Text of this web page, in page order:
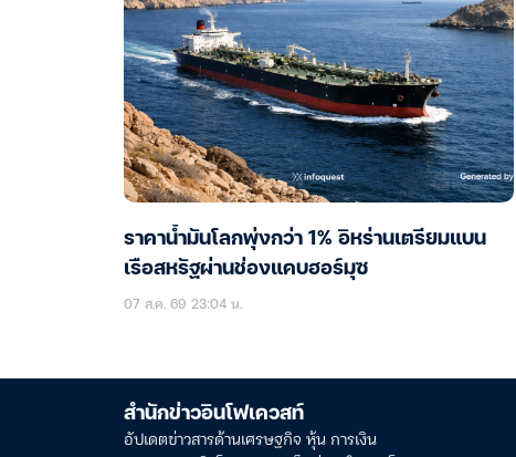
ราคาน้ำมันโลกพุ่งกว่า 1% อิหร่านเตรียมแบน
เรือสหรัฐผ่านช่องแคบฮอร์มุซ
07 ส.ค. 69 23:04 น.
สำนักข่าวอินโฟเควสท์
อัปเดตข่าวสารด้านเศรษฐกิจ หุ้น การเงิน